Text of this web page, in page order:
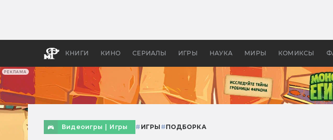
РЕКЛАМА
КНИГИ КИНО СЕРИАЛЫ ИГРЫ НАУКА МИРЫ КОМИКСЫ
бы «Властелина колец»
Видеоигры Игры # ИГРЫ #ПОДБОРКА